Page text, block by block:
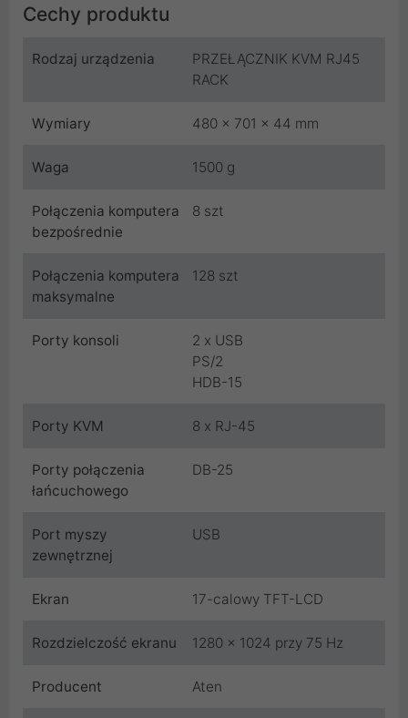
Cechy produktu
Rodzaj urządzenia
PRZEŁĄCZNIK KVM RJ45
RACK
Wymiary 480 x 701 x 44 mm
Waga 1500 g
Połączenia komputera
bezpośrednie
8 szt
Połączenia komputera
maksymalne
128 szt
Porty konsoli
2 x USB
PS/2
HDB-15
Porty KVM 8 x RJ-45
Porty połączenia
łańcuchowego
DB-25
Port myszy
zewnętrznej
USB
Ekran 17-calowy TFT-LCD
Rozdzielczość ekranu 1280 x 1024 przy 75 Hz
Producent Aten